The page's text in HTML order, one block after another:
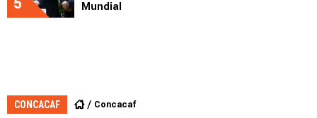
Mundial
CONCACAF Concacaf